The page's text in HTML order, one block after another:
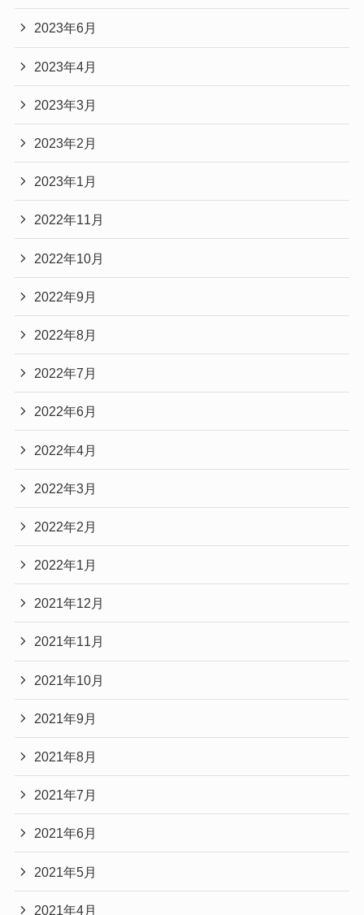
2023年6月
2023年4月
2023年3月
2023年2月
2023年1月
2022年11月
2022年10月
2022年9月
2022年8月
2022年7月
2022年6月
2022年4月
2022年3月
2022年2月
2022年1月
2021年12月
2021年11月
2021年10月
2021年9月
2021年8月
2021年7月
2021年6月
2021年5月
2021年4月